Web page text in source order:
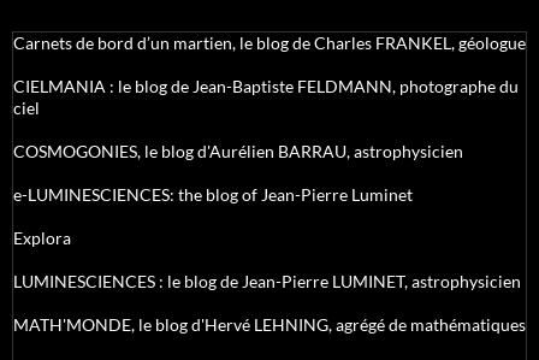
Carnets de bord d’un martien, le blog de Charles FRANKEL, géologue
CIELMANIA : le blog de Jean-Baptiste FELDMANN, photographe du
ciel
COSMOGONIES, le blog d'Aurélien BARRAU, astrophysicien
e-LUMINESCIENCES: the blog of Jean-Pierre Luminet
Explora
LUMINESCIENCES : le blog de Jean-Pierre LUMINET, astrophysicien
MATH'MONDE, le blog d'Hervé LEHNING, agrégé de mathématiques